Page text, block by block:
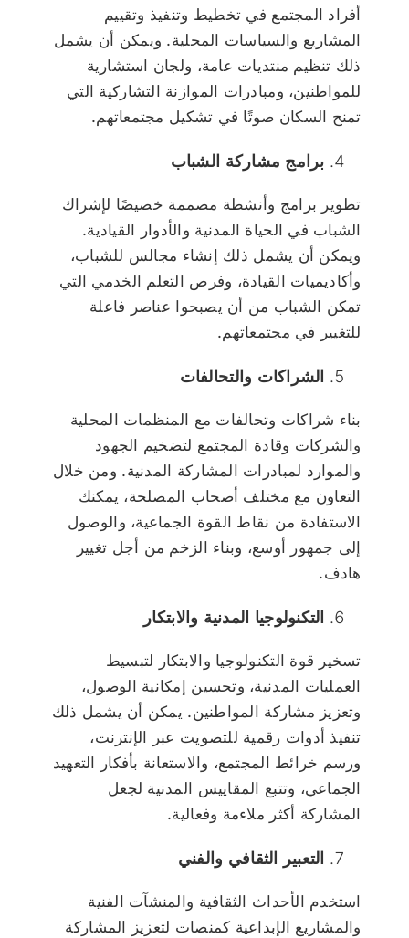
أفراد المجتمع في تخطيط وتنفيذ وتقييم
المشاريع والسياسات المحلية. ويمكن أن يشمل
ذلك تنظيم منتديات عامة، ولجان استشارية
للمواطنين، ومبادرات الموازنة التشاركية التي
تمنح السكان صوتًا في تشكيل مجتمعاتهم.
برامج مشاركة الشباب
تطوير برامج وأنشطة مصممة خصيصًا لإشراك
الشباب في الحياة المدنية والأدوار القيادية.
ويمكن أن يشمل ذلك إنشاء مجالس للشباب،
وأكاديميات القيادة، وفرص التعلم الخدمي التي
تمكن الشباب من أن يصبحوا عناصر فاعلة
للتغيير في مجتمعاتهم.
الشراكات والتحالفات
بناء شراكات وتحالفات مع المنظمات المحلية
والشركات وقادة المجتمع لتضخيم الجهود
والموارد لمبادرات المشاركة المدنية. ومن خلال
التعاون مع مختلف أصحاب المصلحة، يمكنك
الاستفادة من نقاط القوة الجماعية، والوصول
إلى جمهور أوسع، وبناء الزخم من أجل تغيير
هادف.
التكنولوجيا المدنية والابتكار
تسخير قوة التكنولوجيا والابتكار لتبسيط
العمليات المدنية، وتحسين إمكانية الوصول،
وتعزيز مشاركة المواطنين. يمكن أن يشمل ذلك
تنفيذ أدوات رقمية للتصويت عبر الإنترنت،
ورسم خرائط المجتمع، والاستعانة بأفكار التعهيد
الجماعي، وتتبع المقاييس المدنية لجعل
المشاركة أكثر ملاءمة وفعالية.
التعبير الثقافي والفني
استخدم الأحداث الثقافية والمنشآت الفنية
والمشاريع الإبداعية كمنصات لتعزيز المشاركة